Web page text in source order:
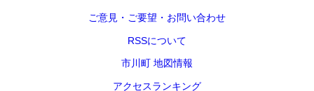
ご意見・ご要望・お問い合わせ
RSSについて
市川町 地図情報
アクセスランキング